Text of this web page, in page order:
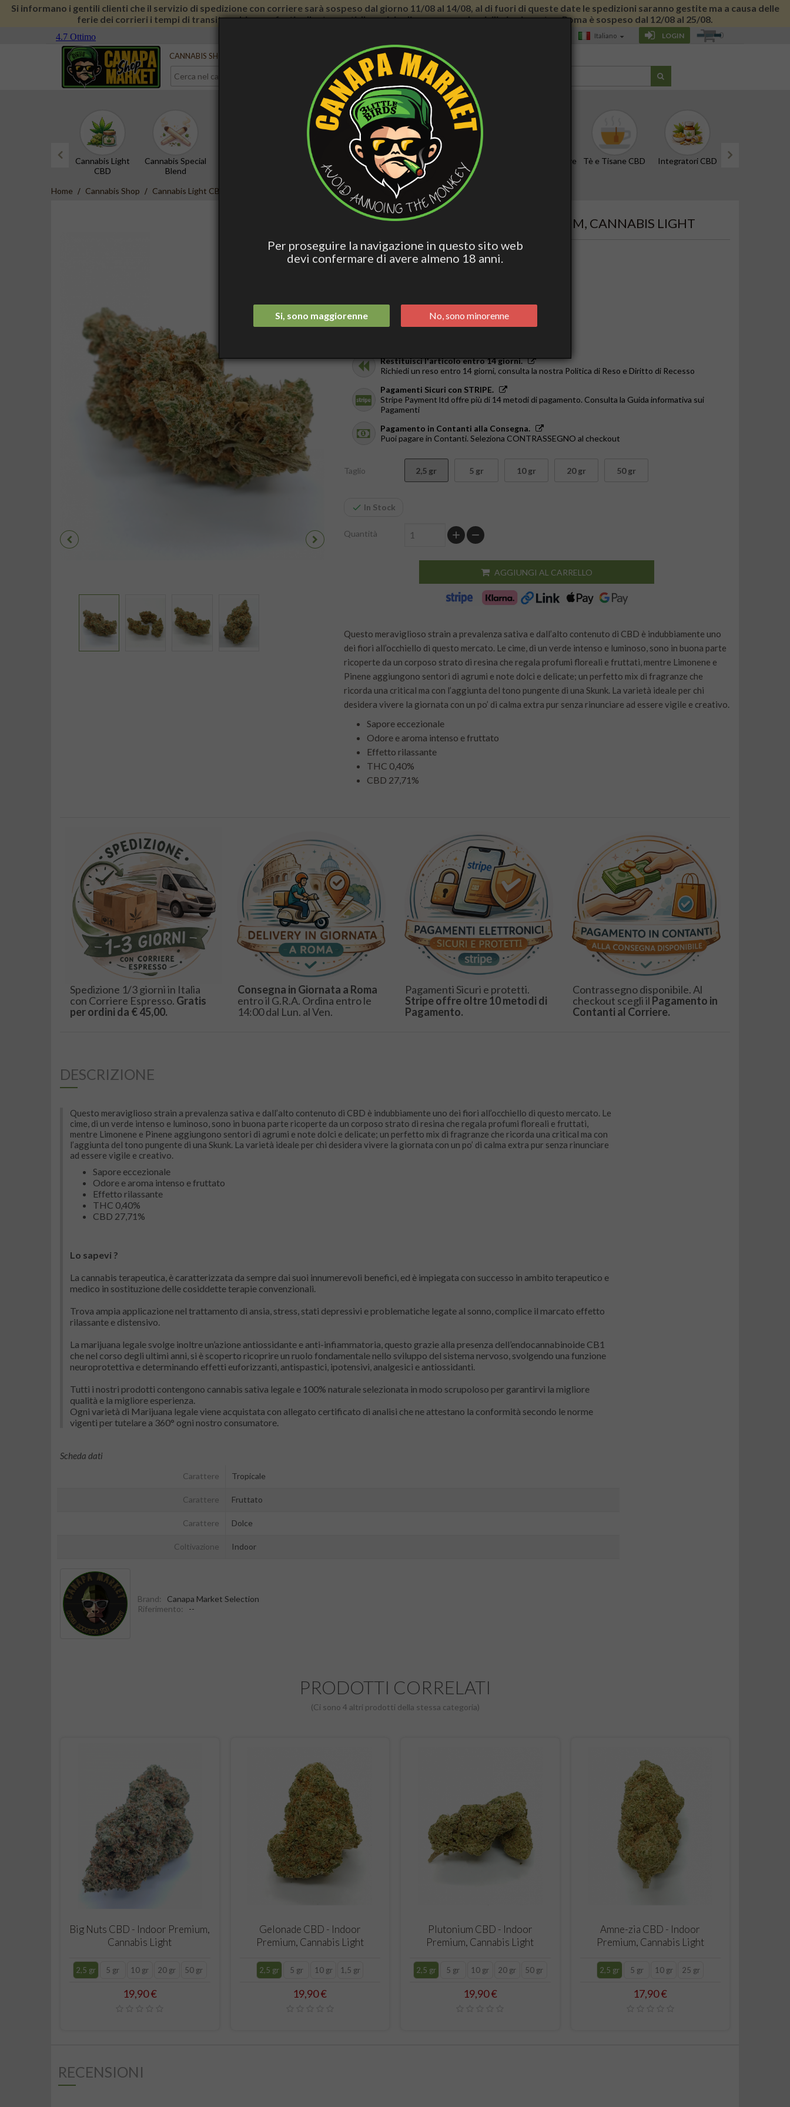
Si informano i gentili clienti che il servizio di spedizione con corriere sarà sospeso dal giorno 11/08 al 14/08, al di fuori di queste date le spedizioni saranno gestite ma a causa delle
ferie dei corrieri i tempi di transito subiranno forti rallentamenti. Il servizio di consegna a domicilio in giornata a Roma è sospeso dal 12/08 al 25/08.
Serve aiuto? Italiano LOGIN 0
CANNABIS SHOP CURA PERSONALE ACCESS. FUMATORI
Cannabis Light
CBD
Cannabis Special
Blend
Hashish Special
Blend
Edibili Attivi Per Dormire Olio CBD e Tinture Tè e Tisane CBD Integratori CBD
Home Cannabis Shop Cannabis Light CBD Amnesia Cali CBD - Indoor Premium, Cannabis Light
AMNESIA CALI CBD - INDOOR PREMIUM, CANNABIS LIGHT
19,90 €
Ricevilo in giornata.
Restituisci l'articolo entro 14 giorni.
Richiedi un reso entro 14 giorni, consulta la nostra Politica di Reso e Diritto di Recesso
Pagamenti Sicuri con STRIPE.
Stripe Payment ltd offre più di 14 metodi di pagamento. Consulta la Guida informativa sui
Pagamenti
Pagamento in Contanti alla Consegna.
Puoi pagare in Contanti. Seleziona CONTRASSEGNO al checkout
Taglio 2,5 gr 5 gr 10 gr 20 gr 50 gr
In Stock
Quantità
AGGIUNGI AL CARRELLO
Questo meraviglioso strain a prevalenza sativa e dall’alto contenuto di CBD è indubbiamente uno
dei fiori all’occhiello di questo mercato. Le cime, di un verde intenso e luminoso, sono in buona parte
ricoperte da un corposo strato di resina che regala profumi floreali e fruttati, mentre Limonene e
Pinene aggiungono sentori di agrumi e note dolci e delicate; un perfetto mix di fragranze che
ricorda una critical ma con l’aggiunta del tono pungente di una Skunk. La varietà ideale per chi
desidera vivere la giornata con un po’ di calma extra pur senza rinunciare ad essere vigile e creativo.
Sapore eccezionale
Odore e aroma intenso e fruttato
Effetto rilassante
THC 0,40%
CBD 27,71%
Spedizione 1/3 giorni in Italia
con Corriere Espresso. Gratis
per ordini da € 45,00.
Consegna in Giornata a Roma
entro il G.R.A. Ordina entro le
14:00 dal Lun. al Ven.
Pagamenti Sicuri e protetti.
Stripe offre oltre 10 metodi di
Pagamento.
Contrassegno disponibile. Al
checkout scegli il Pagamento in
Contanti al Corriere.
DESCRIZIONE
Questo meraviglioso strain a prevalenza sativa e dall’alto contenuto di CBD è indubbiamente uno dei fiori all’occhiello di questo mercato. Le
cime, di un verde intenso e luminoso, sono in buona parte ricoperte da un corposo strato di resina che regala profumi floreali e fruttati,
mentre Limonene e Pinene aggiungono sentori di agrumi e note dolci e delicate; un perfetto mix di fragranze che ricorda una critical ma con
l’aggiunta del tono pungente di una Skunk. La varietà ideale per chi desidera vivere la giornata con un po’ di calma extra pur senza rinunciare
ad essere vigile e creativo.
Sapore eccezionale
Odore e aroma intenso e fruttato
Effetto rilassante
THC 0,40%
CBD 27,71%
Lo sapevi ?
La cannabis terapeutica, è caratterizzata da sempre dai suoi innumerevoli benefici, ed è impiegata con successo in ambito terapeutico e
medico in sostituzione delle cosiddette terapie convenzionali.
Trova ampia applicazione nel trattamento di ansia, stress, stati depressivi e problematiche legate al sonno, complice il marcato effetto
rilassante e distensivo.
La marijuana legale svolge inoltre un’azione antiossidante e anti-infiammatoria, questo grazie alla presenza dell’endocannabinoide CB1
che nel corso degli ultimi anni, si è scoperto ricoprire un ruolo fondamentale nello sviluppo del sistema nervoso, svolgendo una funzione
neuroprotettiva e determinando effetti euforizzanti, antispastici, ipotensivi, analgesici e antiossidanti.
Tutti i nostri prodotti contengono cannabis sativa legale e 100% naturale selezionata in modo scrupoloso per garantirvi la migliore
qualità e la migliore esperienza.
Ogni varietà di Marijuana legale viene acquistata con allegato certificato di analisi che ne attestano la conformità secondo le norme
vigenti per tutelare a 360° ogni nostro consumatore.
Scheda dati
Carattere Tropicale
Carattere Fruttato
Carattere Dolce
Coltivazione Indoor
Brand:
Canapa Market Selection
Riferimento:
--
PRODOTTI CORRELATI
(Ci sono 4 altri prodotti della stessa categoria)
CARRELLO
Big Nuts CBD - Indoor Premium,
Cannabis Light
2,5 gr 5 gr 10 gr 20 gr 50 gr
Prezzo
19,90 €
CARRELLO
Gelonade CBD - Indoor
Premium, Cannabis Light
2,5 gr 5 gr 10 gr 1,5 gr
Prezzo
19,90 €
CARRELLO
Plutonium CBD - Indoor
Premium, Cannabis Light
2,5 gr 5 gr 10 gr 20 gr 50 gr
Prezzo
19,90 €
CARRELLO
Amne-zia CBD - Indoor
Premium, Cannabis Light
2,5 gr 5 gr 10 gr 25 gr
Prezzo
17,90 €
RECENSIONI
Per proseguire la navigazione in questo sito web
devi confermare di avere almeno 18 anni.
Si, sono maggiorenne No, sono minorenne